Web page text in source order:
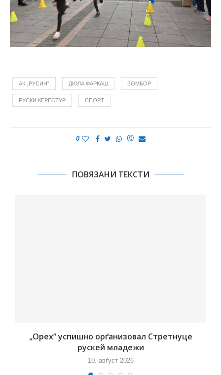
АК „РУСИН” ДЮЛА ФАРКАШ ЗОМБОР
РУСКИ КЕРЕСТУР СПОРТ
0
ПОВЯЗАНИ ТЕКСТИ
„Орех” успишно орґанизовал Стретнуце
рускей младежи
10. авґуст 2026